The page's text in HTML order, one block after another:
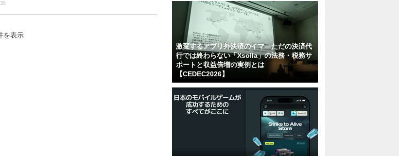
を表示
激変するアプリ外決済のイマ―ただの決済代
行では終わらない「Xsolla」の法務・税務サ
ポートと収益倍増の実例とは
【CEDEC2026】